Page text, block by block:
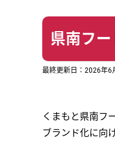
県南フ
最終更新日： 2026年6
くまもと県南フ
ブランド化に向